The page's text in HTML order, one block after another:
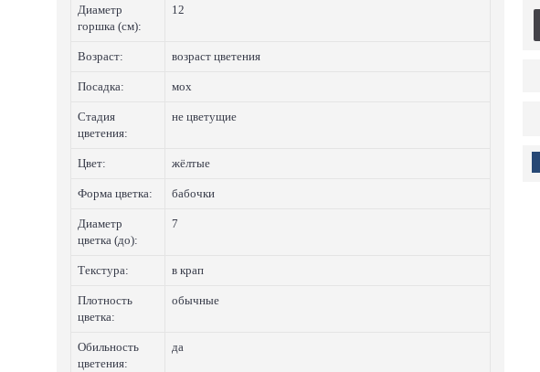
Диаметр
горшка (см):
12
Возраст: возраст цветения
Посадка: мох
Стадия
цветения:
не цветущие
Цвет: жёлтые
Форма цветка: бабочки
Диаметр
цветка (до):
7
Текстура: в крап
Плотность
цветка:
обычные
Обильность
цветения:
да